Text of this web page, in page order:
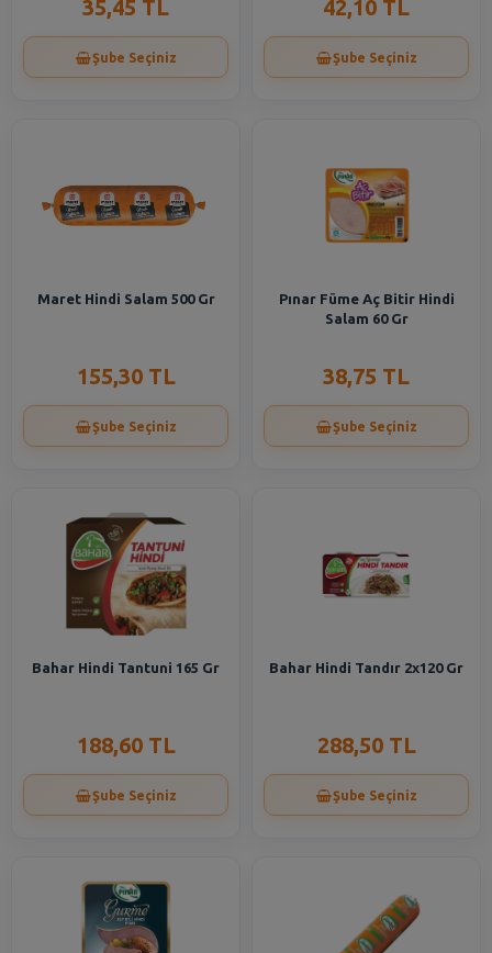
35,45 TL
Şube Seçiniz
42,10 TL
Şube Seçiniz
Maret Hindi Salam 500 Gr
155,30 TL
Şube Seçiniz
Pınar Füme Aç Bitir Hindi
Salam 60 Gr
38,75 TL
Şube Seçiniz
Bahar Hindi Tantuni 165 Gr
188,60 TL
Şube Seçiniz
Bahar Hindi Tandır 2x120 Gr
288,50 TL
Şube Seçiniz